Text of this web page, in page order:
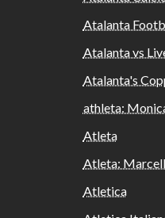
Atalanta
Atalanta vs
Atalanta's
athleta:
Atleta
Atleta:
Atletica